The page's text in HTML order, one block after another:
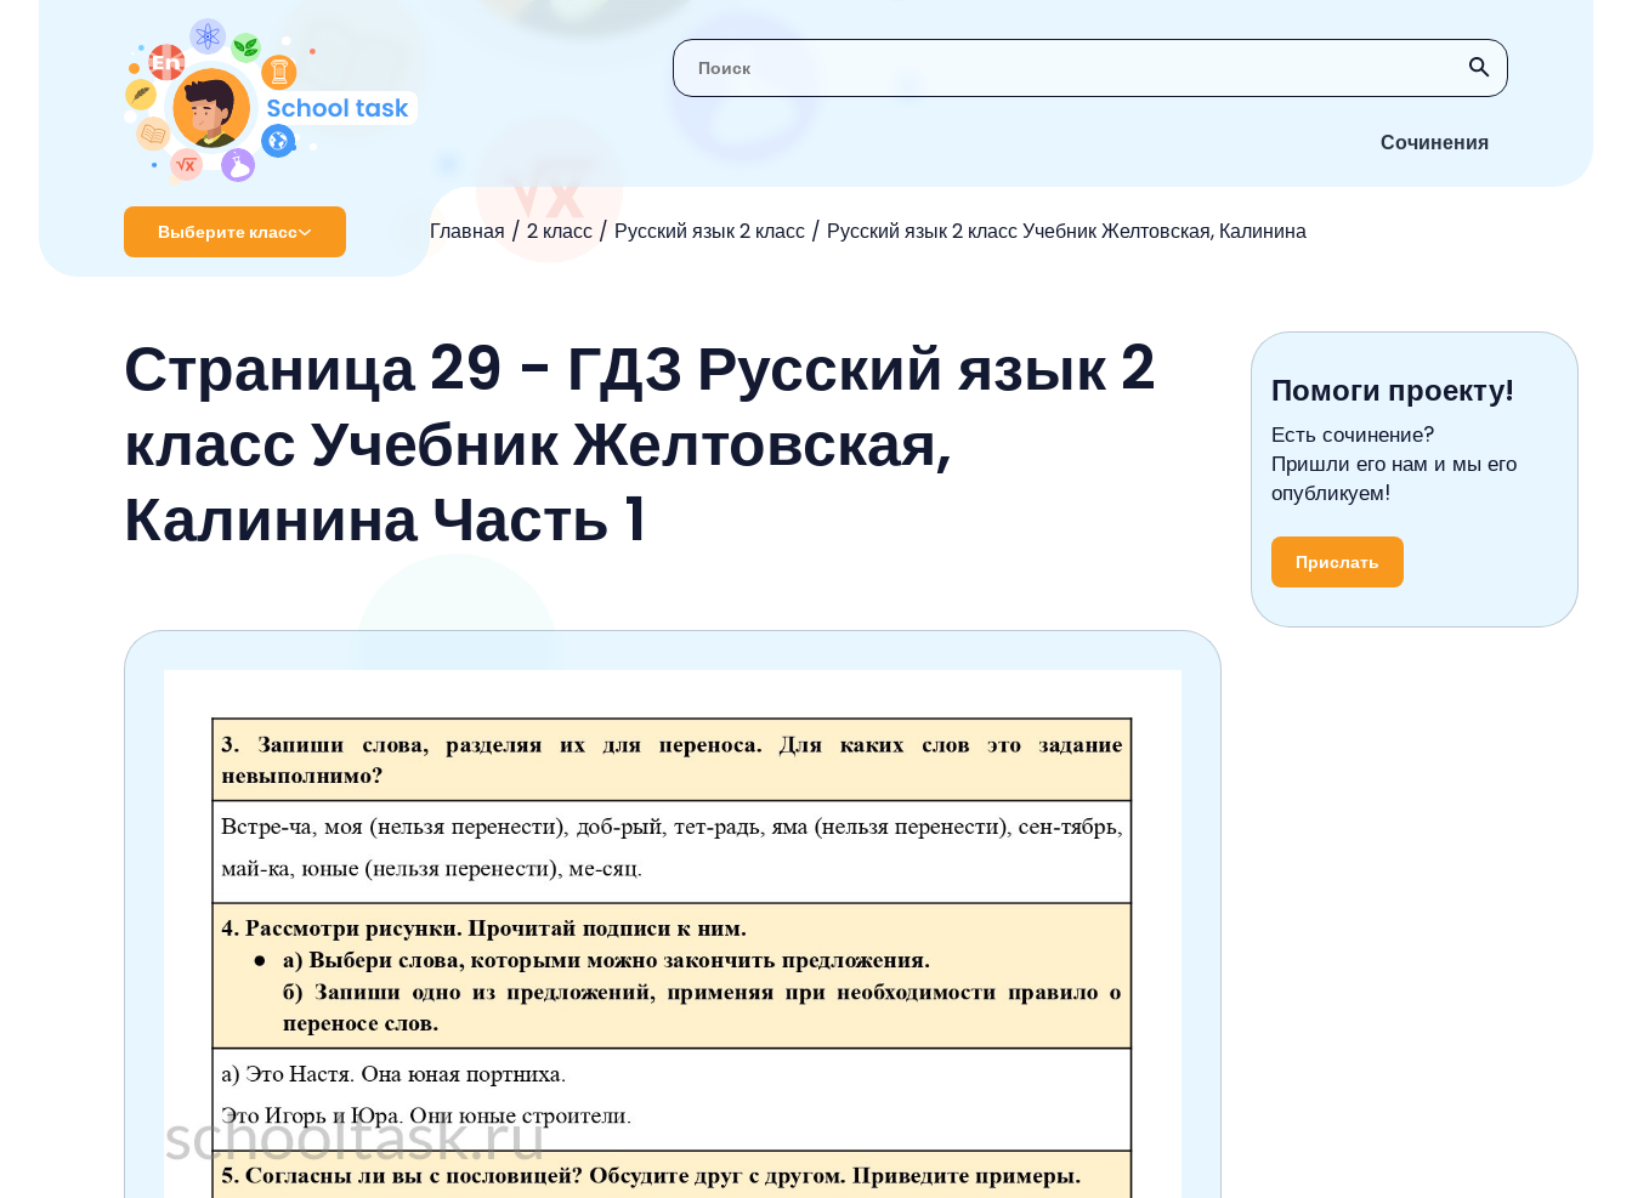
Сочинения
Выберите класс Главная 2 класс Русский язык 2 класс Русский язык 2 класс Учебник Желтовская, Калинина
2 класс
3 класс
4 класс
5 класс
Страница 29 - ГДЗ Русский язык 2
класс Учебник Желтовская,
Калинина Часть 1
Помоги проекту!
Есть сочинение?
Пришли его нам и мы его
опубликуем!
Прислать